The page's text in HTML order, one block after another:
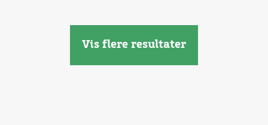
Vis flere resultater